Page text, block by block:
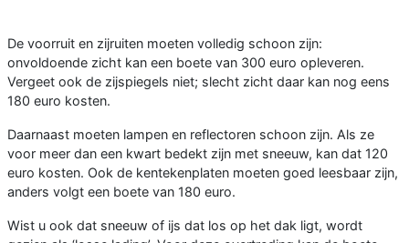
De voorruit en zijruiten moeten volledig schoon zijn:
onvoldoende zicht kan een boete van 300 euro opleveren.
Vergeet ook de zijspiegels niet; slecht zicht daar kan nog eens
180 euro kosten.
Daarnaast moeten lampen en reflectoren schoon zijn. Als ze
voor meer dan een kwart bedekt zijn met sneeuw, kan dat 120
euro kosten. Ook de kentekenplaten moeten goed leesbaar zijn,
anders volgt een boete van 180 euro.
Wist u ook dat sneeuw of ijs dat los op het dak ligt, wordt